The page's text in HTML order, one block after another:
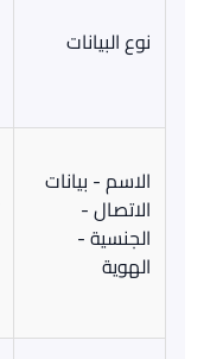
نوع البيانات
الاسم- بيانات
الاتصال-
الجنسية-
الهوية